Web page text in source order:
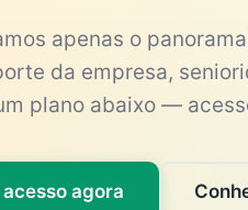
apenas o
da empresa,
plano abaixo —
agora